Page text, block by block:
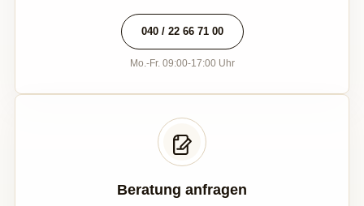
040 / 22 66 71 00
Mo.-Fr. 09:00-17:00 Uhr
Beratung anfragen